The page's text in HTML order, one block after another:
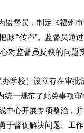
督员，制定《福州
脉”“传声”。监督员通
对监督员反映的问题
学校）设立存在审批
一规范了此类事项审
心开展专项整治，
于督促解决问题、工